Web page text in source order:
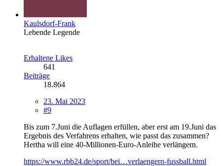
Kaulsdorf-Frank
Lebende Legende
Erhaltene Likes
641
Beiträge
18.864
23. Mai 2023
#9
Bis zum 7.Juni die Auflagen erfüllen, aber erst am 19.Juni das
Ergebnis des Verfahrens erhalten, wie passt das zusammen?
Hertha will eine 40-Millionen-Euro-Anleihe verlängern.
https://www.rbb24.de/sport/bei…verlaengern-fussball.html